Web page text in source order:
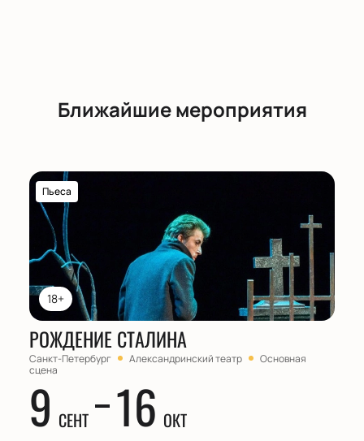
Ближайшие мероприятия
18+
Пьеса
РОЖДЕНИЕ СТАЛИНА
Санкт-Петербург Александринский театр
Основная
сцена
9 СЕНТ 16 ОКТ